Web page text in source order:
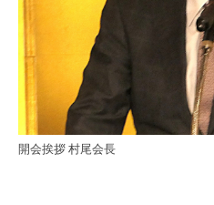
開会挨拶 村尾会長